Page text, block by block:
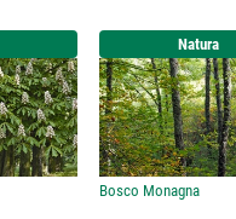
Natura
Bosco Monagna